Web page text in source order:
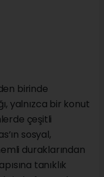
birinde
yalnızca bir konut
çeşitli
sosyal,
duraklarından
tanıklık